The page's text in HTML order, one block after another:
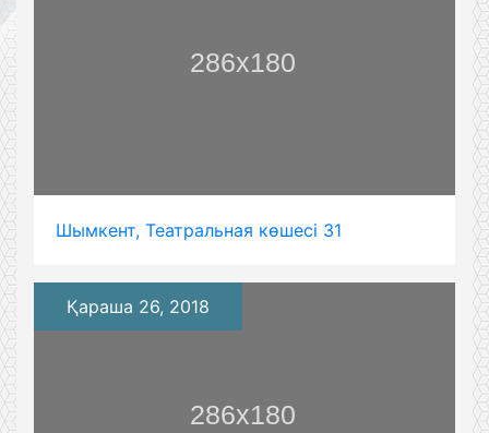
Шымкент, Театральная көшесі 31
Қараша 26, 2018